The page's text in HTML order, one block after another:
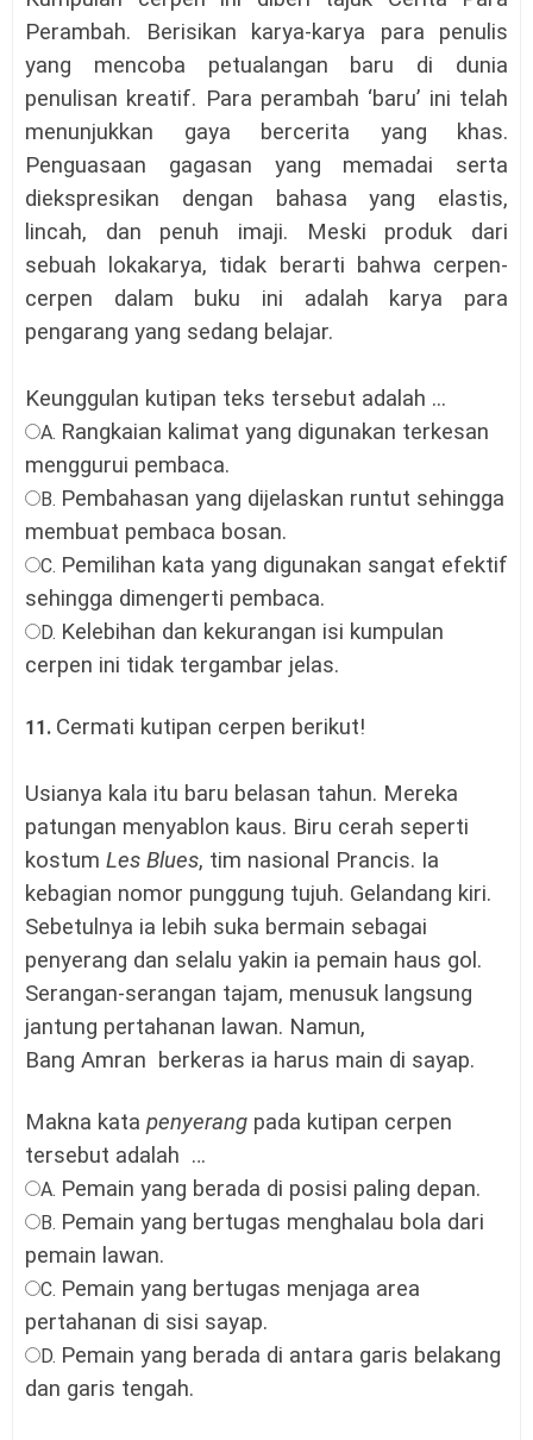
Perambah. Berisikan karya-karya para penulis
yang mencoba petualangan baru di dunia
penulisan kreatif. Para perambah ‘baru’ ini telah
menunjukkan gaya bercerita yang khas.
Penguasaan gagasan yang memadai serta
diekspresikan dengan bahasa yang elastis,
lincah, dan penuh imaji. Meski produk dari
sebuah lokakarya, tidak berarti bahwa cerpen-
cerpen dalam buku ini adalah karya para
pengarang yang sedang belajar.
Keunggulan kutipan teks tersebut adalah ...
A. Rangkaian kalimat yang digunakan terkesan
menggurui pembaca.
B. Pembahasan yang dijelaskan runtut sehingga
membuat pembaca bosan.
C. Pemilihan kata yang digunakan sangat efektif
sehingga dimengerti pembaca.
D. Kelebihan dan kekurangan isi kumpulan
cerpen ini tidak tergambar jelas.
11. Cermati kutipan cerpen berikut!
Usianya kala itu baru belasan tahun. Mereka
patungan menyablon kaus. Biru cerah seperti
kostum Les Blues, tim nasional Prancis. Ia
kebagian nomor punggung tujuh. Gelandang kiri.
Sebetulnya ia lebih suka bermain sebagai
penyerang dan selalu yakin ia pemain haus gol.
Serangan-serangan tajam, menusuk langsung
jantung pertahanan lawan. Namun,
Bang Amran berkeras ia harus main di sayap.
Makna kata penyerang pada kutipan cerpen
tersebut adalah …
A. Pemain yang berada di posisi paling depan.
B. Pemain yang bertugas menghalau bola dari
pemain lawan.
C. Pemain yang bertugas menjaga area
pertahanan di sisi sayap.
D. Pemain yang berada di antara garis belakang
dan garis tengah.